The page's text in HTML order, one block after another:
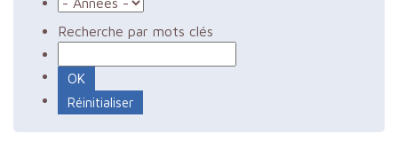
Recherche par mots clés